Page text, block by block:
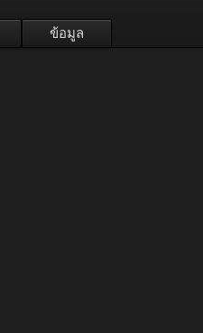
ข้อมูล